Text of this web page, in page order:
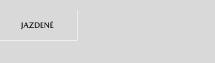
JAZDENÉ